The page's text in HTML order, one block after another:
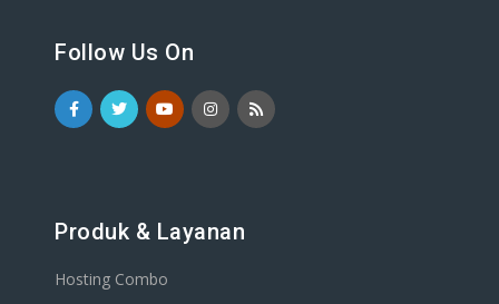
Follow Us On
Produk & Layanan
Hosting Combo